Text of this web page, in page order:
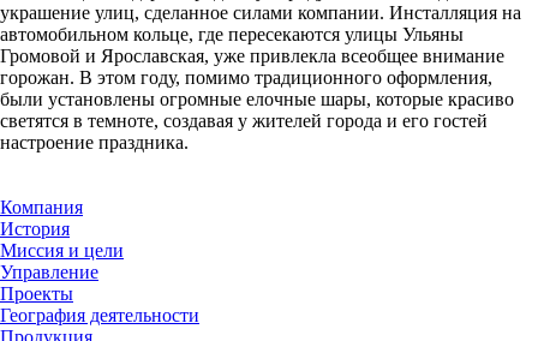
украшение улиц, сделанное силами компании. Инсталляция на
автомобильном кольце, где пересекаются улицы Ульяны
Громовой и Ярославская, уже привлекла всеобщее внимание
горожан. В этом году, помимо традиционного оформления,
были установлены огромные елочные шары, которые красиво
светятся в темноте, создавая у жителей города и его гостей
настроение праздника.
Компания
История
Миссия и цели
Управление
Проекты
География деятельности
Продукция